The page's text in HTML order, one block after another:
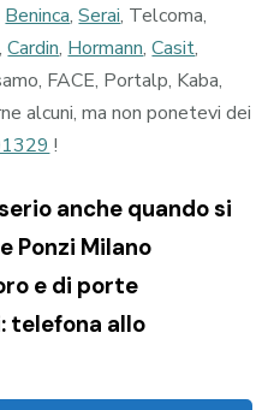
Beninca,Serai, Telcoma,
,Cardin, Hormann,Casit,
FACE, Portalp, Kaba,
alcuni, ma non ponetevi dei
!
anche quando si
Ponzi Milano
e di porte
telefona allo